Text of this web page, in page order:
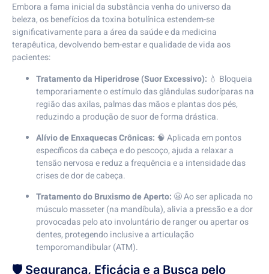
Embora a fama inicial da substância venha do universo da
beleza, os benefícios da toxina botulínica estendem-se
significativamente para a área da saúde e da medicina
terapêutica, devolvendo bem-estar e qualidade de vida aos
pacientes:
Tratamento da Hiperidrose (Suor Excessivo): 💧 Bloqueia
temporariamente o estímulo das glândulas sudoríparas na
região das axilas, palmas das mãos e plantas dos pés,
reduzindo a produção de suor de forma drástica.
Alívio de Enxaquecas Crônicas: 🧠 Aplicada em pontos
específicos da cabeça e do pescoço, ajuda a relaxar a
tensão nervosa e reduz a frequência e a intensidade das
crises de dor de cabeça.
Tratamento do Bruxismo de Aperto: 😬 Ao ser aplicada no
músculo masseter (na mandíbula), alivia a pressão e a dor
provocadas pelo ato involuntário de ranger ou apertar os
dentes, protegendo inclusive a articulação
temporomandibular (ATM).
🛡️ Segurança, Eficácia e a Busca pelo